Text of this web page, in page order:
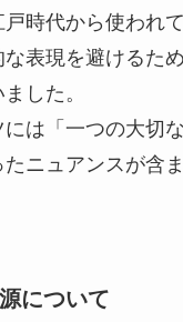
時代から使われ
表現を避けるた
した。
は「一つの大切
ニュアンスが含
について